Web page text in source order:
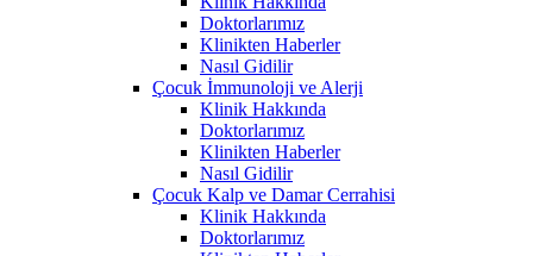
Doktorlarımız
Klinikten Haberler
Nasıl Gidilir
Çocuk İmmunoloji ve Alerji
Klinik Hakkında
Doktorlarımız
Klinikten Haberler
Nasıl Gidilir
Çocuk Kalp ve Damar Cerrahisi
Klinik Hakkında
Doktorlarımız